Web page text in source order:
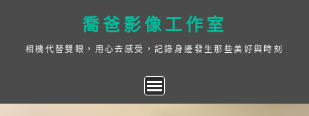
to
content
喬爸影像工作室
相機代替雙眼，用心去感受，記錄身邊發生那些美好與時刻